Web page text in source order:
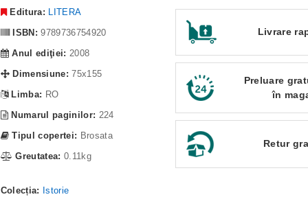
Editura: LITERA
ISBN: 9789736754920
Anul ediţiei: 2008
Dimensiune:75x155
Limba: RO
Numarul paginilor: 224
Tipul copertei: Brosata
Greutatea: 0.11kg
Colecția: Istorie
Livrare
Preluare
în
Retur